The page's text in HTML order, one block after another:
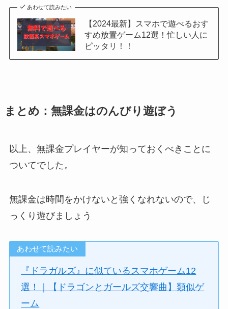
あわせて読みたい
【2024最新】スマホで遊べるおす
すめ放置ゲーム12選！忙しい人に
ピッタリ！！
まとめ：無課金はのんびり遊ぼう
以上、無課金プレイヤーが知っておくべきことに
ついてでした。
無課金は時間をかけないと強くなれないので、じ
っくり遊びましょう
あわせて読みたい
『ドラガルズ』に似ているスマホゲーム12
選！｜【ドラゴンとガールズ交響曲】類似ゲ
ーム